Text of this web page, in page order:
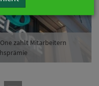
zahlt Mitarbeitern